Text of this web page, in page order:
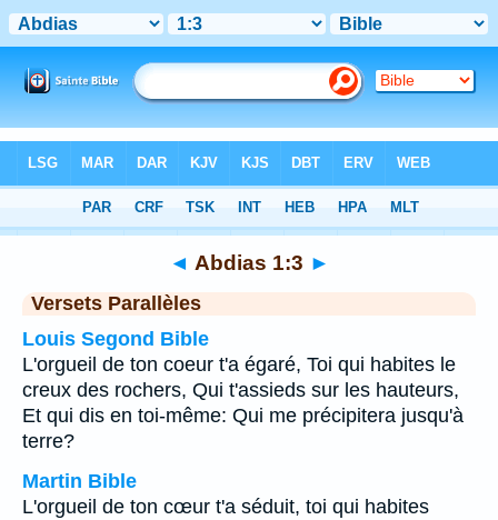
Chapitre 1> Verset 3
◄ Abdias 1:3 ►
Versets Parallèles
Louis Segond Bible
L'orgueil de ton coeur t'a égaré, Toi qui habites le
creux des rochers, Qui t'assieds sur les hauteurs,
Et qui dis en toi-même: Qui me précipitera jusqu'à
terre?
Martin Bible
L'orgueil de ton cœur t'a séduit, toi qui habites